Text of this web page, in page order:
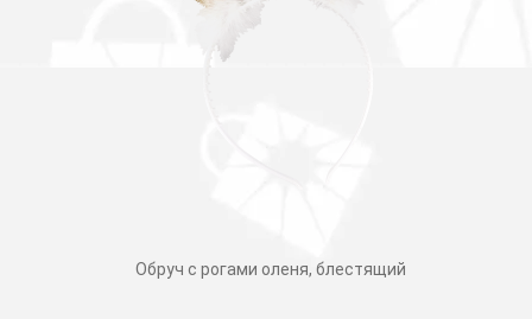
Обруч с рогами оленя, блестящий